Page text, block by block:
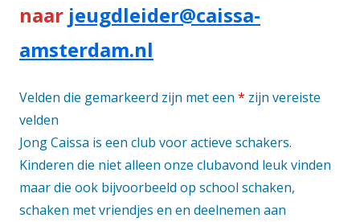
naar jeugdleider@caissa-
amsterdam.nl
Velden die gemarkeerd zijn met een * zijn vereiste
velden
Jong Caissa is een club voor actieve schakers.
Kinderen die niet alleen onze clubavond leuk vinden
maar die ook bijvoorbeeld op school schaken,
schaken met vriendjes en en deelnemen aan